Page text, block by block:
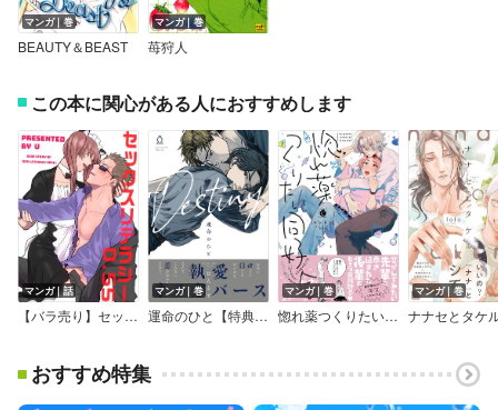
マンガ｜巻
BEAUTY＆BEAST
マンガ｜巻
苺狩人
この本に関心がある人におすすめします
マンガ｜話
【バラ売り】セックスリテラシー0.55
マンガ｜巻
運命のひと【特典付き】
マンガ｜巻
惚れ薬つくりたい同好会【Renta！限定特典付き】
マンガ｜巻
おすすめ特集